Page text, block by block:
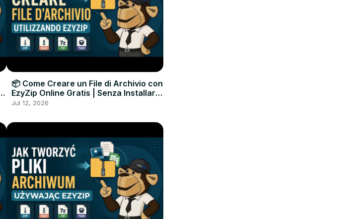
📦 Come Creare un File di Archivio con
EzyZip Online Gratis | Senza Installare
Software
Jul 12, 2026